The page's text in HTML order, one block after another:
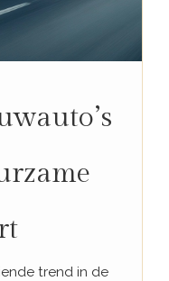
trend in de